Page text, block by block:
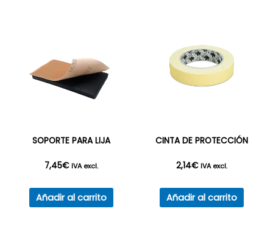
se
pueden
SOPORTE PARA LIJA
7,45€ IVA excl.
Añadir al carrito
CINTA DE PROTECCIÓN
2,14€ IVA excl.
Añadir al carrito